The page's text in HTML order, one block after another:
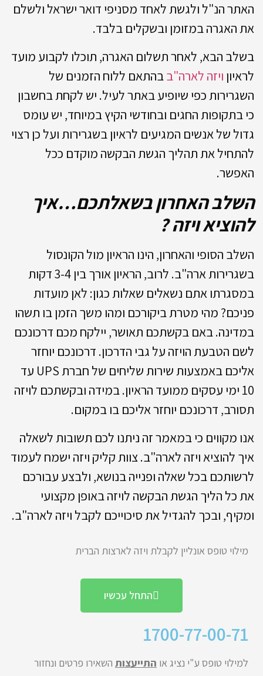
האתר הנ"ל ולגשת לאחד מסניפי דואר ישראל ולשלם
את האגרה במזומן ובשקלים בלבד.
בשלב הבא, לאחר תשלום האגרה, תוכלו לקבוע מועד
לראיון ויזה לארה"בבהתאם ללוח הזמנים של
השגרירות כפי שיופיע באתר לעיל. יש לקחת בחשבון
כי בתקופות החגים ובחודשי הקיץ במיוחד, יש עומס
גדול של אנשים המגיעים לראיון בשגרירות ועל כן רצוי
להתחיל את תהליך הגשת הבקשה מוקדם ככל
האפשר.
השלב האחרון בשאלתכם…איך
להוציא ויזה ?
השלב הסופי והאחרון, הינו הראיון מול הקונסול
בשגרירות ארה"ב. לרוב, הראיון אורך בין 3-4 דקות
במסגרתו אתם נשאלים שאלות כגון: לאן מועדות
פניכם? מהי מטרת ביקורכם ומהו משך הזמן בו תשהו
במדינה. באם בקשתכם תאושר, יילקח מכם דרכונכם
לשם הטבעת הויזה על גבי הדרכון. דרכונכם יוחזר
אליכם באמצעות שירות שליחים של חברת UPS עד
10 ימי עסקים ממועד הראיון. במידה ובקשתכם לויזה
תסורב, דרכונכם יוחזר אליכם בו במקום.
אנו מקווים כי במאמר זה ניתנו לכם תשובות לשאלה
איך להוציא ויזה לארה"ב. צוות קליק ויזה ישמח לעמוד
לרשותכם בכל שאלה ופנייה בנושא, ולבצע עבורכם
את כל הליך הגשת הבקשה לויזה באופן מקצועי
ומקיף, ובכך להגדיל את סיכוייכם לקבל ויזה לארה"ב.
מילוי טופס אונליין לקבלת ויזה לארצות הברית
התחל עכשיו
1700-77-00-71
למילוי טופס ע"י נציג או התייעצות השאירו פרטים ונחזור